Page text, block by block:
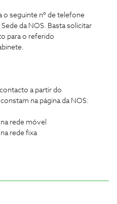
o seguinte nº de telefone
da NOS. Basta solicitar
para o referido
a partir do
na página da NOS:
rede móvel
rede fixa